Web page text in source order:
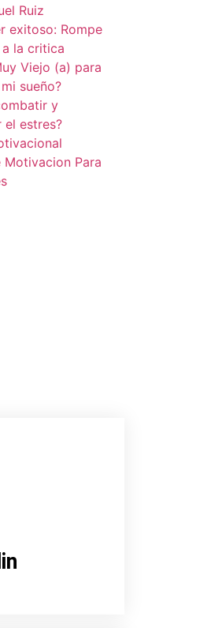
Ruiz
exitoso: Rompe
la critica
Viejo (a) para
sueño?
y
estres?
Motivacion Para